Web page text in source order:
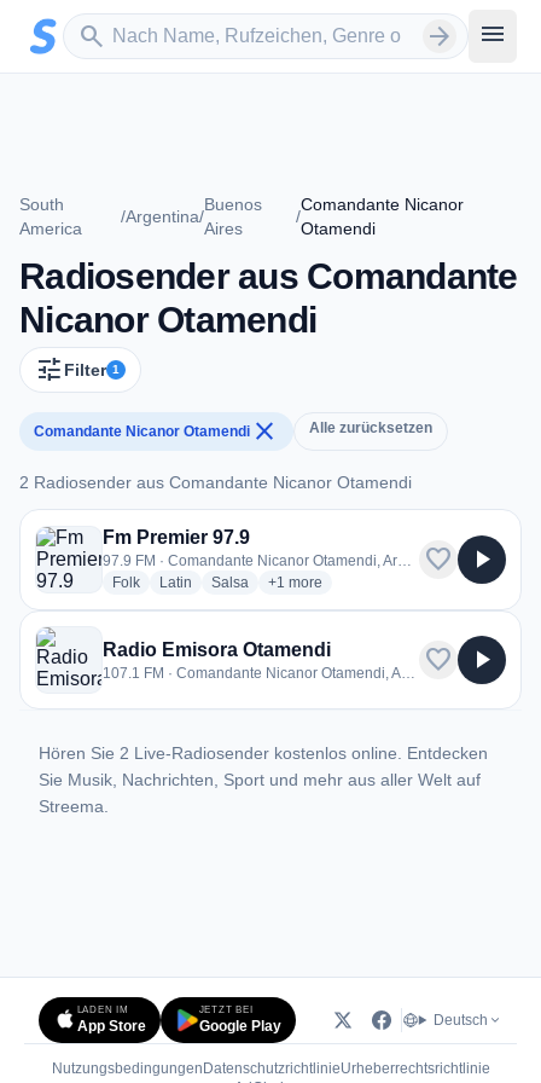
Zum Hauptinhalt springen
search
Sender suchen arrow_forward menu
South
America
/Argentina/
Buenos
Aires
/
Comandante Nicanor
Otamendi
Radiosender aus Comandante
Nicanor Otamendi
tune Filter 1
Comandante Nicanor Otamendi close Alle zurücksetzen
2 Radiosender aus Comandante Nicanor Otamendi
2 Radiosender aus Comandante Nicanor Otamendi
Fm Premier 97.9
97.9 FM · Comandante Nicanor Otamendi, Argentina
Folkradio stations
Latin radio stations
Salsa radio stations
+1 more genres for Fm Premier 97.9
more
favorite play_arrow
Radio Emisora Otamendi
107.1 FM · Comandante Nicanor Otamendi, Argentina favorite play_arrow
Hören Sie 2 Live-Radiosender kostenlos online. Entdecken
Sie Musik, Nachrichten, Sport und mehr aus aller Welt auf
Streema.
LADEN IM
App Store
JETZT BEI
Google Play Deutsch
Nutzungsbedingungen DatenschutzrichtlinieUrheberrechtsrichtlinie